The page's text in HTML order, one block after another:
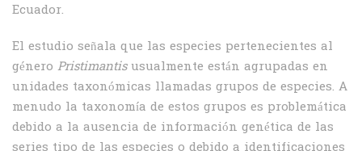
Ecuador.
El estudio señala que las especies pertenecientes al
género Pristimantisusualmente están agrupadas en
unidades taxonómicas llamadas grupos de especies. A
menudo la taxonomía de estos grupos es problemática
debido a la ausencia de información genética de las